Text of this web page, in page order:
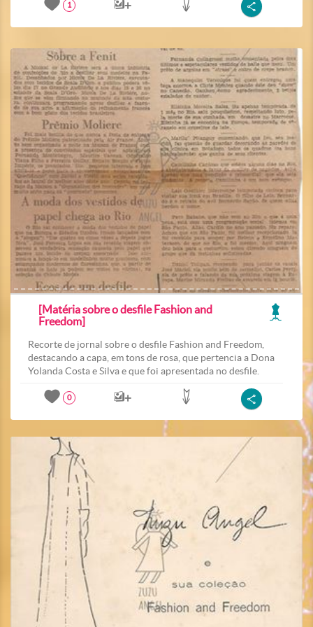
1
[Matéria sobre o desfile Fashion and
Freedom]
Recorte de jornal sobre o desfile Fashion and Freedom,
destacando a capa, em tons de rosa, que pertencia a Dona
Yolanda Costa e Silva e que foi apresentada no desfile.
0